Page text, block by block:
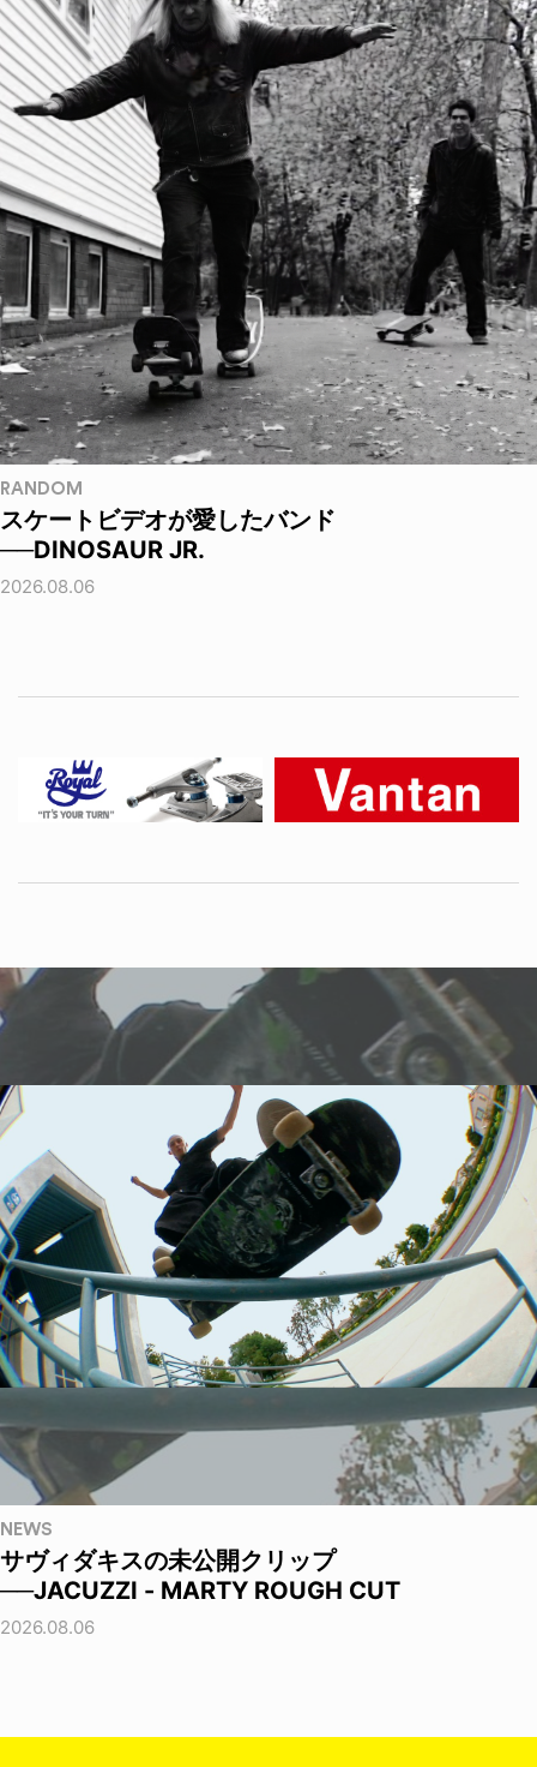
RANDOM
スケートビデオが愛したバンド
──DINOSAUR JR.
2026.08.06
NEWS
サヴィダキスの未公開クリップ
──JACUZZI - MARTY ROUGH CUT
2026.08.06